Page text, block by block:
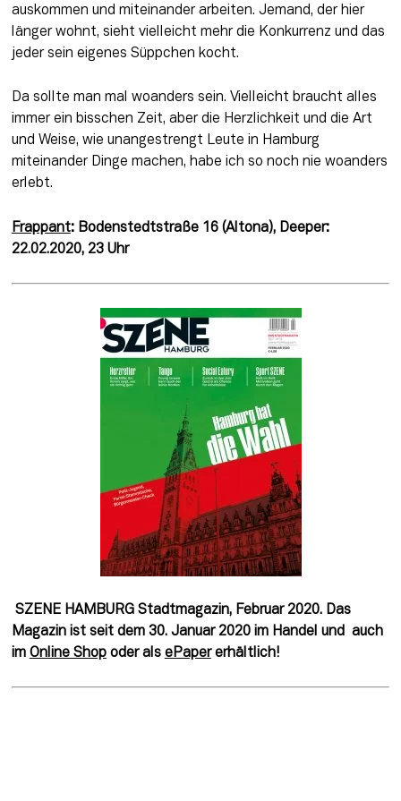
auskommen und miteinander arbeiten. Jemand, der hier
länger wohnt, sieht vielleicht mehr die Konkurrenz und das
jeder sein eigenes Süppchen kocht.
Da sollte man mal woanders sein. Vielleicht braucht alles
immer ein bisschen Zeit, aber die Herzlichkeit und die Art
und Weise, wie unangestrengt Leute in Hamburg
miteinander Dinge machen, habe ich so noch nie woanders
erlebt.
Frappant: Bodenstedtstraße 16 (Altona), Deeper:
22.02.2020, 23 Uhr
SZENE HAMBURG Stadtmagazin, Februar 2020. Das
Magazin ist seit dem 30. Januar 2020 im Handel und  auch
im Online Shop oder als ePaper erhältlich!